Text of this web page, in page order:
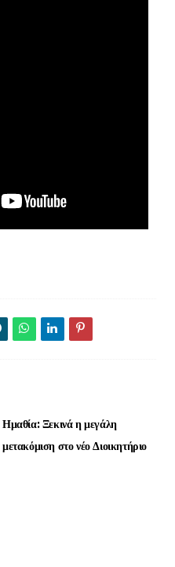
Ημαθία: Ξεκινά η μεγάλη
μετακόμιση στο νέο Διοικητήριο